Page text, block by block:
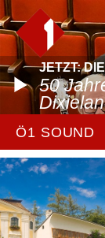
JETZT:
50
Ö1 SOUND